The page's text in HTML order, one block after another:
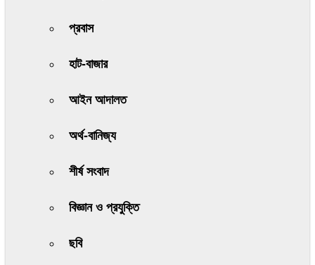
প্রবাস
হাট-বাজার
আইন আদালত
অর্থ-বানিজ্য
শীর্ষ সংবাদ
বিজ্ঞান ও প্রযুক্তি
ছবি